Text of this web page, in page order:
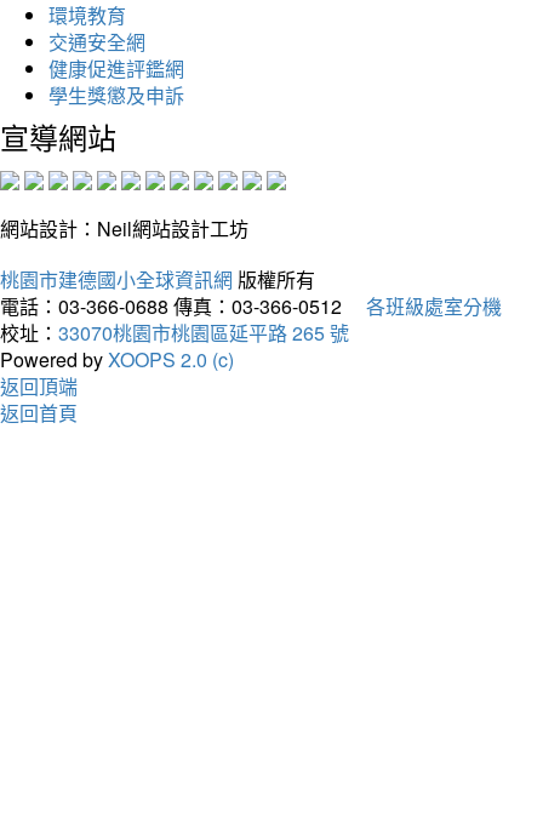
環境教育
交通安全網
健康促進評鑑網
學生獎懲及申訴
宣導網站
網站設計：Neil網站設計工坊
桃園市建德國小全球資訊網 版權所有
電話：03-366-0688 傳真：03-366-0512
各班級處室分機
校址： 33070桃園市桃園區延平路 265 號
Powered byXOOPS 2.0 (c)
返回頂端
返回首頁